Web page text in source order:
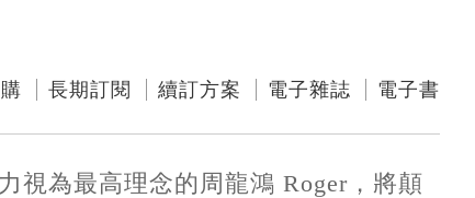
長期訂閱 續訂方案 電子雜誌 電子書
視為最高理念的周龍鴻 Roger，將顛